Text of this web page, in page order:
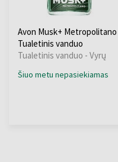
Avon Musk+ Metropolitano
Tualetinis vanduo
Tualetinis vanduo - Vyrų
Šiuo metu nepasiekiamas